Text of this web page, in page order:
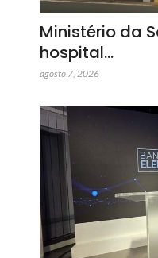
Ministério da
hospital…
agosto 7, 2026